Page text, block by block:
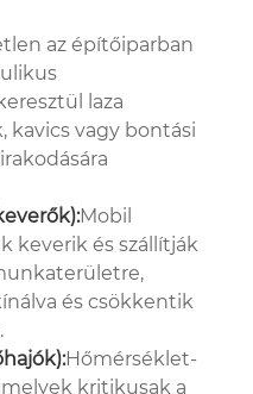
az építőiparban
laza
kavics vagy bontási
Mobil
keverik és szállítják
és csökkentik
Hőmérséklet-
kritikusak a